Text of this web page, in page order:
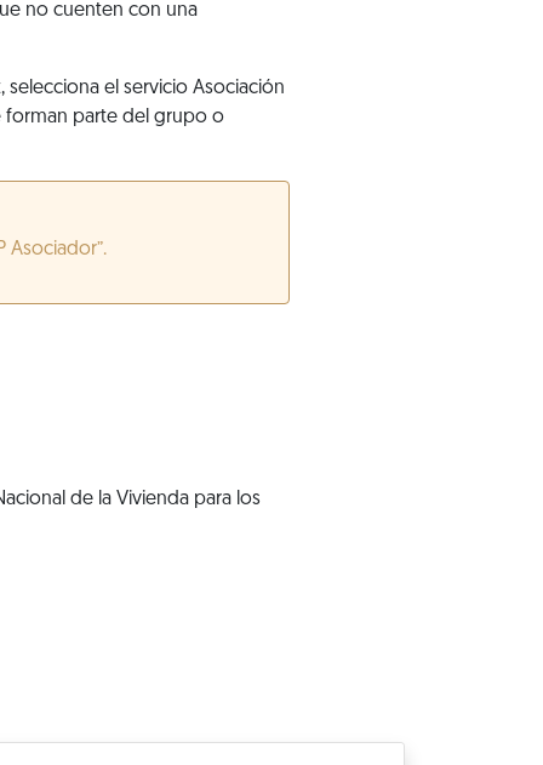
no cuenten con una
selecciona el servicio Asociación
forman parte del grupo o
Asociador”.
de la Vivienda para los